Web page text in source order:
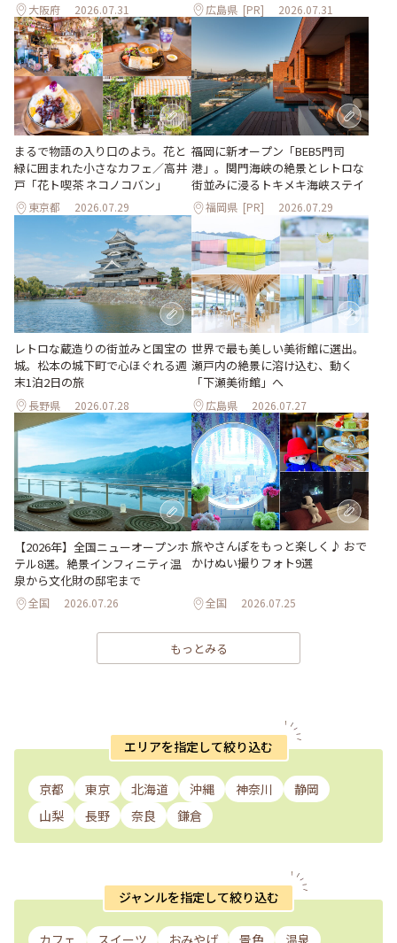
大阪府 2026.07.31 広島県 [PR] 2026.07.31
まるで物語の入り口のよう。花と
緑に囲まれた小さなカフェ／高井
戸「花ト喫茶 ネコノコバン」
東京都 2026.07.29
福岡に新オープン「BEB5門司
港」。関門海峡の絶景とレトロな
街並みに浸るトキメキ海峡ステイ
福岡県 [PR] 2026.07.29
レトロな蔵造りの街並みと国宝の
城。松本の城下町で心ほぐれる週
末1泊2日の旅
長野県 2026.07.28
世界で最も美しい美術館に選出。
瀬戸内の絶景に溶け込む、動く
「下瀬美術館」へ
広島県 2026.07.27
【2026年】全国ニューオープンホ
テル8選。絶景インフィニティ温
泉から文化財の邸宅まで
全国 2026.07.26
旅やさんぽをもっと楽しく♪ おで
かけぬい撮りフォト9選
全国 2026.07.25
もっとみる
エリアを指定して絞り込む
京都 東京 北海道 沖縄 神奈川
静岡
山梨
長野 奈良 鎌倉
ジャンルを指定して絞り込む
カフェ スイーツ おみやげ 景色 温泉